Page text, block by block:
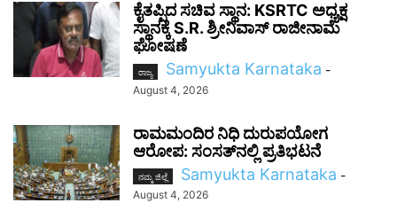
ಕೈತಪ್ಪಿದ ಸಚಿವ ಸ್ಥಾನ: KSRTC ಅಧ್ಯಕ್ಷ
ಸ್ಥಾನಕ್ಕೆ S.R. ಶ್ರೀನಿವಾಸ್ ರಾಜೀನಾಮೆ
ಘೋಷಣೆ
ರಾಜ್ಯ Samyukta Karnataka -
August 4, 2026
ರಾಮಮಂದಿರ ನಿಧಿ ದುರುಪಯೋಗ
ಆರೋಪ: ಸಂಸತ್‌ನಲ್ಲಿ ಪ್ರತಿಭಟನೆ
ನಮ್ಮ ಜಿಲ್ಲೆ Samyukta Karnataka -
August 4, 2026